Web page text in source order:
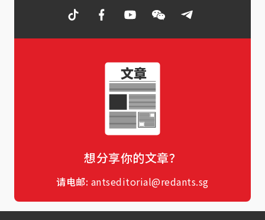
想分享你的文章？
请电邮: antseditorial@redants.sg